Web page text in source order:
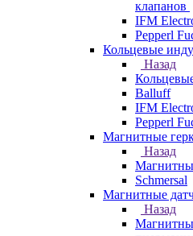
клапанов
IFM
Pepperl
Кольцевые
Назад
Balluff
IFM
Pepperl
Магнитные
Назад
Schmersal
Магнитные
Назад